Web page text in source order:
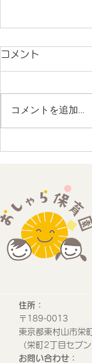
地域連携 未来
加しました
コメント
コメントを追加…
​住所：
​〒189-0013
東京都東村山市栄
（栄町2丁目セブ
​お問い合わせ：